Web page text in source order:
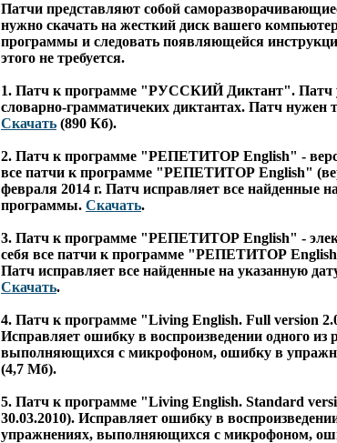
Патчи представляют собой
нужно скачать на жесткий диск вашего
программы и следовать появляющейся
этого не требуется.
1. Патч к программе "РУССКИЙ Диктант". Патч
словарно-грамматичеких диктантах. Патч
Скачать (890 Кб).
2. Патч к программе "РЕПЕТИТОР English" -
все патчи к программе "РЕПЕТИТОР English"
февраля 2014 г. Патч исправляет все найденные
программы. Скачать.
3. Патч к программе "РЕПЕТИТОР English" -
себя все патчи к программе "РЕПЕТИТОР
Патч исправляет все найденные на указанную
Скачать.
4. Патч к программе "Living English. Full version
Исправляет ошибку в воспроизведении одного
выполняющихся с микрофоном, ошибку в
(4,7 Мб).
5. Патч к программе "Living English. Standard
30.03.2010). Исправляет ошибку в
упражнениях, выполняющихся с микрофоном,